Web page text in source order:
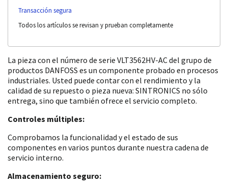
Transacción segura
Todos los artículos se revisan y prueban completamente
La pieza con el número de serie VLT3562HV-AC del grupo de
productos DANFOSS es un componente probado en procesos
industriales. Usted puede contar con el rendimiento y la
calidad de su repuesto o pieza nueva: SINTRONICS no sólo
entrega, sino que también ofrece el servicio completo.
Controles múltiples:
Comprobamos la funcionalidad y el estado de sus
componentes en varios puntos durante nuestra cadena de
servicio interno.
Almacenamiento seguro: